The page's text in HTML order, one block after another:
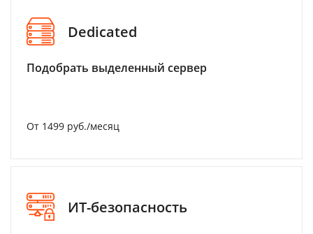
Dedicated
Подобрать выделенный сервер
От 1499 руб./месяц
ИТ-безопасность